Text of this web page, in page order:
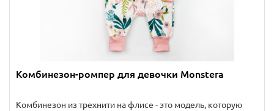
Комбинезон-ромпер для девочки Monstera
Комбинезон из трехнити на флисе - это модель, которую